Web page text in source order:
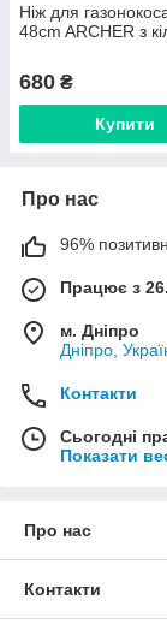
Ніж для
48cm ARCHER з
680 ₴
Купити
Про нас
96%
Працює з
м. Дніпро
Дніпро,
Контакти
Сьогодні
Показати
Про нас
Контакти